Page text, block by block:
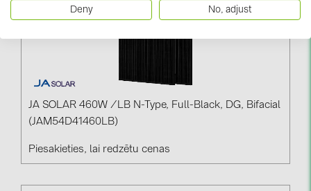
JA SOLAR 460W /LB N-Type, Full-Black, DG, Bifacial
(JAM54D41460LB)
Piesakieties, lai redzētu cenas
Deny No, adjust